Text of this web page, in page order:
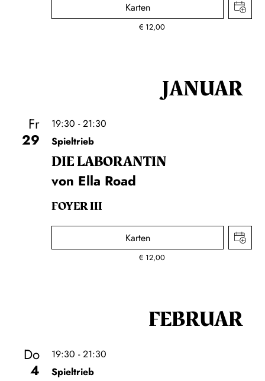
Karten
€ 12,00
JANUAR
Fr
29
19:30 - 21:30
Spieltrieb
DIE LA­BO­RAN­TIN
von Ella Road
FOYER III
Karten
€ 12,00
FEBRUAR
Do
4
19:30 - 21:30
Spieltrieb